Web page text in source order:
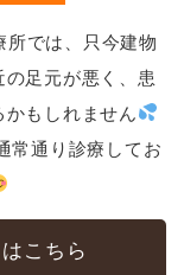
では、只今建物
足元が悪く、患
もしれません
常通り診療してお
こちら